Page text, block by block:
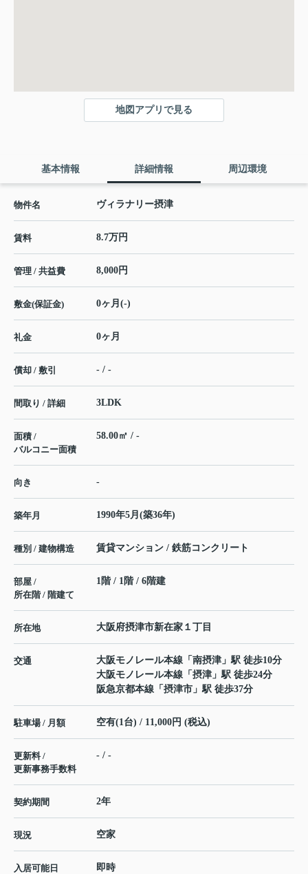
地図アプリで見る
基本情報 詳細情報 周辺環境
物件名 ヴィラナリー摂津
賃料 8.7万円
管理 / 共益費 8,000円
敷金(保証金) 0ヶ月(-)
礼金 0ヶ月
償却 / 敷引 - / -
間取り / 詳細 3LDK
面積 /
バルコニー面積
58.00㎡ / -
向き -
築年月 1990年5月(築36年)
種別 / 建物構造 賃貸マンション / 鉄筋コンクリート
部屋 /
所在階 / 階建て
1階 / 1階 / 6階建
所在地 大阪府摂津市新在家 １丁目
交通 大阪モノレール本線 「 南摂津 」駅 徒歩10分
大阪モノレール本線 「 摂津 」駅 徒歩24分
阪急京都本線 「 摂津市 」駅 徒歩37分
駐車場 / 月額 空有(1台) / 11,000円 (税込)
更新料 /
更新事務手数料
- / -
契約期間 2年
現況 空家
入居可能日 即時